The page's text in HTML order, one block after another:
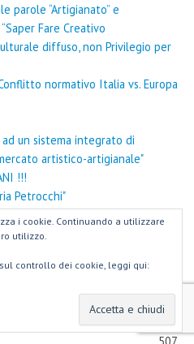
parole “Artigianato” e
Fare Creativo
diffuso, non Privilegio per
normativo Italia vs. Europa
ad un sistema integrato di
artistico-artigianale"
!!!
Petrocchi"
diffuso: l’esperienza di
i cookie. Continuando a utilizzare
utilizzo.
controllo dei cookie, leggi qui: